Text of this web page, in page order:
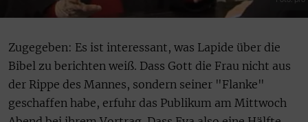
Zugegeben: Es ist interessant, was Lapide über die
Bibel zu berichten weiß. Dass Gott die Frau nicht aus
der Rippe des Mannes, sondern seiner "Flanke"
geschaffen habe, erfuhr das Publikum am Mittwoch